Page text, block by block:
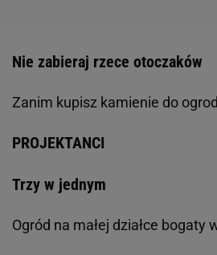
Nie zabieraj rzece otoczaków
Zanim kupisz kamienie do
PROJEKTANCI
Trzy w jednym
Ogród na małej działce bogaty